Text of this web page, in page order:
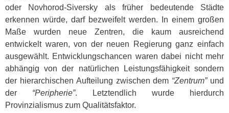
oder Novhorod-Siversky als früher bedeutende Städte
erkennen würde, darf bezweifelt werden. In einem großen
Maße wurden neue Zentren, die kaum ausreichend
entwickelt waren, von der neuen Regierung ganz einfach
ausgewählt. Entwicklungschancen waren dabei nicht mehr
abhängig von der natürlichen Leistungsfähigkeit sondern
der hierarchischen Aufteilung zwischen dem “Zentrum”und
der “Peripherie”. Letztendlich wurde hierdurch
Provinzialismus zum Qualitätsfaktor.